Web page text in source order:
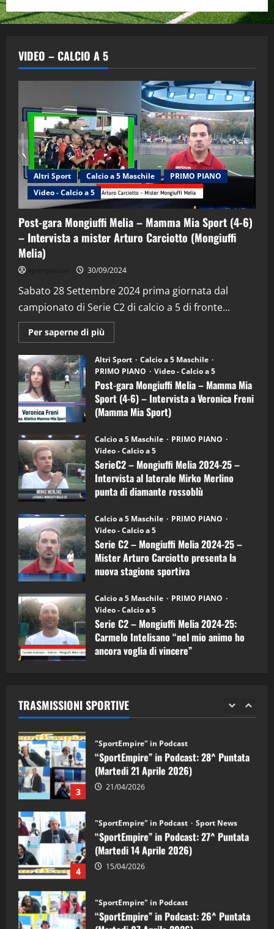
VIDEO – CALCIO A 5
Altri Sport Calcio a 5 Maschile
PRIMO PIANO
Video - Calcio a 5
Post-gara Mongiuffi Melia – Mamma Mia Sport (4-6)
– Intervista a mister Arturo Carciotto (Mongiuffi
Melia)
30/09/2024
Sabato 28 Settembre 2024 prima giornata dal
campionato di Serie C2 di calcio a 5 di fronte...
Per saperne di più
informazioni
Post-
gara
Mongiuffi
Melia
–
Mamma
Mia
Sport
6)
–
Intervista
a
mister
Arturo
Carciotto
(Mongiuffi
Altri Sport
Calcio a 5 Maschile
PRIMO PIANO
Video - Calcio a 5
Post-gara Mongiuffi Melia – Mamma Mia
Sport (4-6) – Intervista a Veronica Freni
(Mamma Mia Sport)
Calcio a 5 Maschile
PRIMO PIANO
Video - Calcio a 5
SerieC2 – Mongiuffi Melia 2024-25 –
Intervista al laterale Mirko Merlino
punta di diamante rossoblù
Calcio a 5 Maschile
PRIMO PIANO
Video - Calcio a 5
Serie C2 – Mongiuffi Melia 2024-25 –
Mister Arturo Carciotto presenta la
nuova stagione sportiva
Calcio a 5 Maschile
PRIMO PIANO
Video - Calcio a 5
Serie C2 – Mongiuffi Melia 2024-25:
Carmelo Intelisano “nel mio animo ho
ancora voglia di vincere”
TRASMISSIONI SPORTIVE
2
“SportEmpire” in Podcast: 29^ Puntata
(Martedi 28 Aprile 2026)
28/04/2026
3
"SportEmpire" in Podcast
“SportEmpire” in Podcast: 28^ Puntata
(Martedi 21 Aprile 2026)
21/04/2026
4
“SportEmpire” in Podcast: 27^ Puntata
(Martedi 14 Aprile 2026)
15/04/2026
5
“SportEmpire” in Podcast: 26^ Puntata
(Martedi 07 Aprile 2026)
08/04/2026
1
“SportEmpire” in Podcast: 30^ Puntata
(Martedi 05 Maggio 2026)
08/05/2026
2 28/04/2026
3
"SportEmpire" in Podcast
“SportEmpire” in Podcast: 28^ Puntata
(Martedi 21 Aprile 2026)
21/04/2026
4
"SportEmpire" in Podcast Sport News
“SportEmpire” in Podcast: 27^ Puntata
(Martedi 14 Aprile 2026)
15/04/2026
"SportEmpire" in Podcast
“SportEmpire” in Podcast: 26^ Puntata